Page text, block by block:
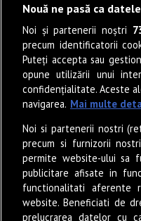
Nouă ne pasă ca
Noi și partenerii noștri
precum identificatorii
Puteți accepta sau
opune utilizării unui
confidențialitate. Aceste
navigarea. Mai multe
Noi si partenerii nostri
precum si furnizorii
permite website-ului sa
publicitare afisate in
functionalitati aferente
website. Beneficiati de
prelucrarea datelor cu